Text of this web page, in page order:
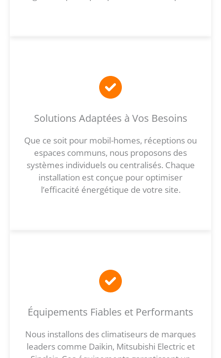
Solutions Adaptées à Vos Besoins
Que ce soit pour mobil-homes, réceptions ou
espaces communs, nous proposons des
systèmes individuels ou centralisés. Chaque
installation est conçue pour optimiser
l’efficacité énergétique de votre site.
Équipements Fiables et Performants
Nous installons des climatiseurs de marques
leaders comme Daikin, Mitsubishi Electric et